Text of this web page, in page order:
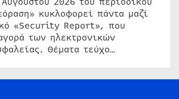
κυκλοφορεί πάντα μαζί
«Security Report», που
των ηλεκτρονικών
Θέματα τεύχο…